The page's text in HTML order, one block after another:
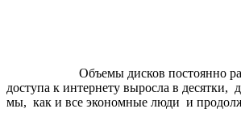
Объемы дисков постоянно
доступа к интернету выросла в десятки,
мы, как и все экономные люди и